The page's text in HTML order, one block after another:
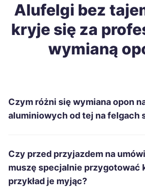
Bydgoszcz
Ruda Śląska
Słupsk
Mysłowice
Alufelgi bez
kryje się za
wymianą
Czym różni się wymiana opon
aluminiowych od tej na felgach
Czy przed przyjazdem na
muszę specjalnie przygotować
przykład je myjąc?